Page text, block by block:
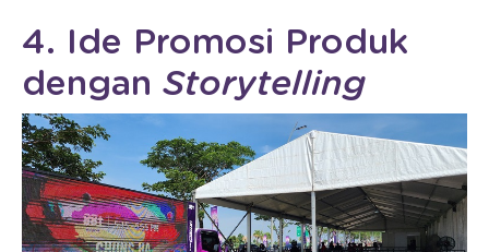
4. Ide Promosi Produk
dengan Storytelling